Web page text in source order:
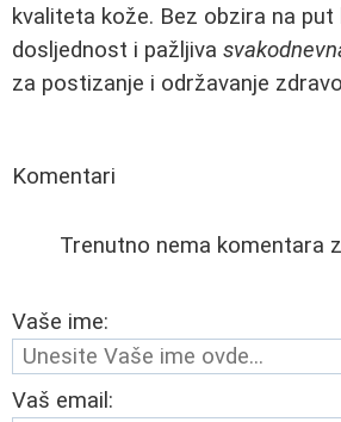
kvaliteta kože. Bez obzira na put
dosljednost i pažljiva
za postizanje i održavanje
Komentari
Trenutno nema komentara
Vaše ime:
Vaš email: